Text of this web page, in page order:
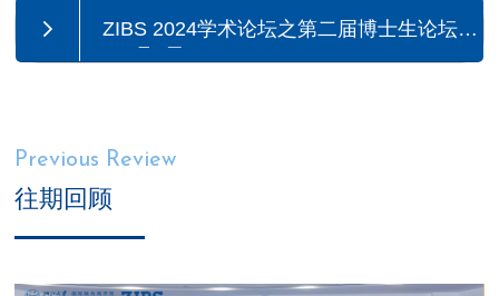
ZIBS 2024学术论坛之第二届博士生论坛
（1月4日9:00-12:00）
Previous Review
往期回顾